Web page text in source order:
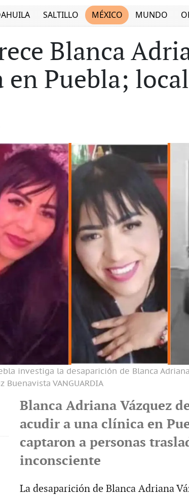
SALTILLO MÉXICO MUNDO
Blanca
en Puebla;
investiga la desaparición de Blanca
Buenavista VANGUARDIA
Blanca Adriana Vázquez
acudir a una clínica en
captaron a personas
inconsciente
La desaparición de Blanca Adriana